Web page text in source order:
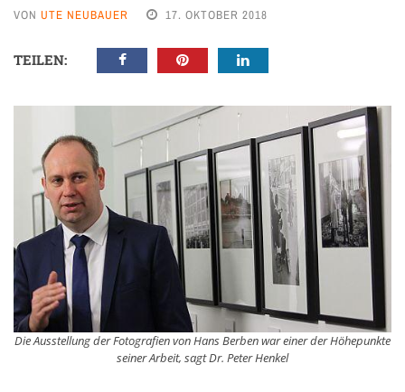
VON UTE NEUBAUER 17. OKTOBER 2018
TEILEN:
Die Ausstellung der Fotografien von Hans Berben war einer der Höhepunkte
seiner Arbeit, sagt Dr. Peter Henkel